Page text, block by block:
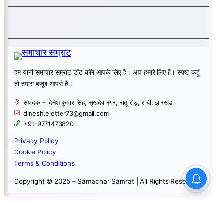
हम यानी समाचार सम्राट डॉट कॉम आपके लिए है। आप हमारे लिए हैं। स्पष्ट कहूं
तो हमारा वजूद आपसे है।
संपादक – दिनेश कुमार सिंह, सुखदेव नगर, रातू रोड़, रांची, झारखंड
dinesh.eletter73@gmail.com
+91-9771473820
Privacy Policy
Cookie Policy
Terms & Conditions
Copyright © 2025 – Samachar Samrat | All Rights Reserved.